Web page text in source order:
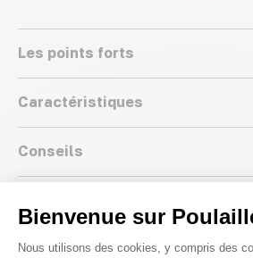
Bienvenue sur
Plateforme de
Nous utilisons des cookies, y compris des
Les points forts
Caractéristiques
Conseils